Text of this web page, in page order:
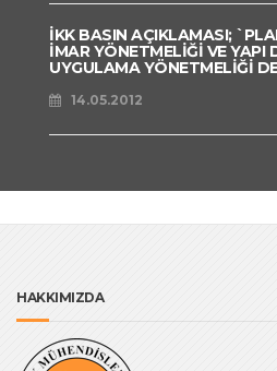
İKK BASIN AÇIKLAMASI;
İMAR YÖNETMELİĞİ VE YAPI
UYGULAMA YÖNETMELİĞİ
14.05.2012
HAKKIMIZDA